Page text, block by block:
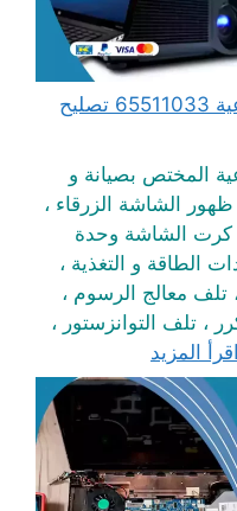
مهندس كمبيوتر العارضية الصناعية 65511033 تصليح
المختص بصيانة و
الشاشة الزرقاء ،
كرت الشاشة وحدة
الطاقة و التغذية ،
تلف معالج الرسوم ،
، تلف التوانزستور ،
اقرأ المزيد